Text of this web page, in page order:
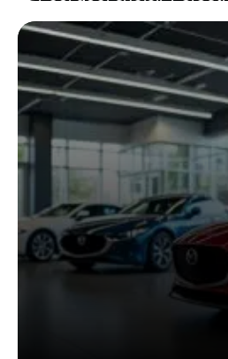
le diesel, même
chute à -40 °C
27 janvier 2026